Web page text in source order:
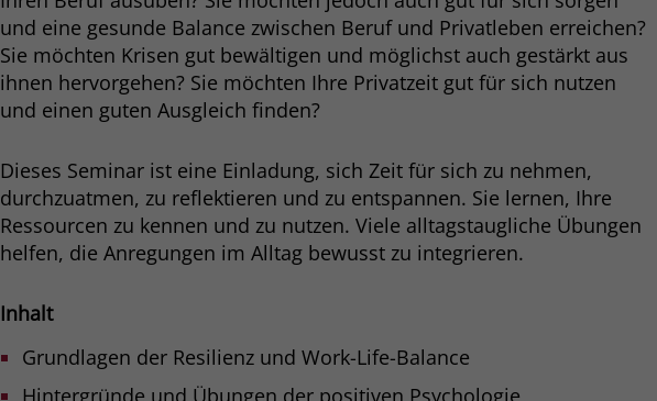
und eine gesunde Balance zwischen Beruf und Privatleben erreichen?
Sie möchten Krisen gut bewältigen und möglichst auch gestärkt aus
ihnen hervorgehen? Sie möchten Ihre Privatzeit gut für sich nutzen
und einen guten Ausgleich finden?
Dieses Seminar ist eine Einladung, sich Zeit für sich zu nehmen,
durchzuatmen, zu reflektieren und zu entspannen. Sie lernen, Ihre
Ressourcen zu kennen und zu nutzen. Viele alltagstaugliche Übungen
helfen, die Anregungen im Alltag bewusst zu integrieren.
Inhalt
Grundlagen der Resilienz und Work-Life-Balance
Hintergründe und Übungen der positiven Psychologie
Name PHPSESSID
Anbieter stiftung-liebenau.de
Zweck
Behält die Zustände des Benutzers bei allen
Seitenanfragen bei.
Zweck
dass Aktionen, die bei späteren Besuchen
derselben Website durchgeführt werden, mit
derselben Benutzerkennung verknüpft
werden.
Name _clsk
Anbieter www.clarity.ms
Laufzeit 1 Jahr
und in einer einzigen Sitzungsaufzeichnung